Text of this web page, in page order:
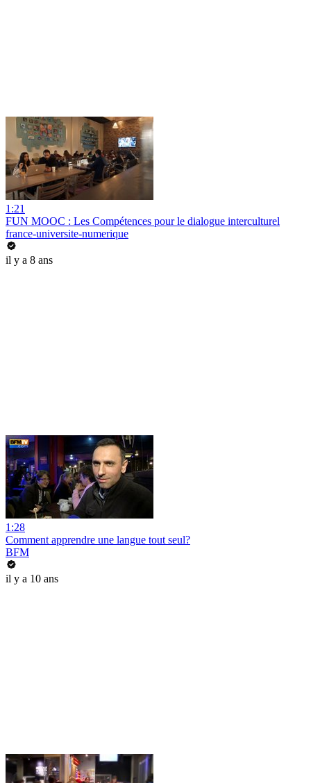
1:21
FUN MOOC : Les Compétences pour le dialogue interculturel
france-universite-numerique
il y a 8 ans
1:28
Comment apprendre une langue tout seul?
BFM
il y a 10 ans